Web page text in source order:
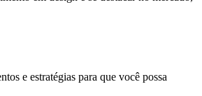
e estratégias para que você possa